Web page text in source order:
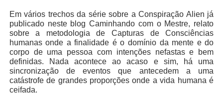
Em vários trechos da série sobre a Conspiração Alien já
publicado neste blog Caminhando com o Mestre, relato
sobre a metodologia de Capturas de Consciências
humanas onde a finalidade é o domínio da mente e do
corpo de uma pessoa com intenções nefastas e bem
definidas. Nada acontece ao acaso e sim, há uma
sincronização de eventos que antecedem a uma
catástrofe de grandes proporções onde a vida humana é
ceifada.